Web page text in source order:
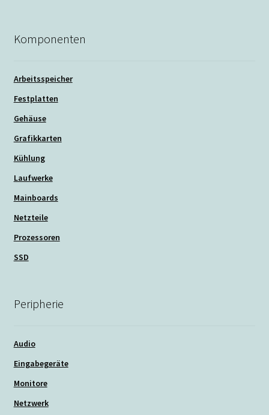
Komponenten
Arbeitsspeicher
Festplatten
Gehäuse
Grafikkarten
Kühlung
Laufwerke
Mainboards
Netzteile
Prozessoren
SSD
Peripherie
Audio
Eingabegeräte
Monitore
Netzwerk